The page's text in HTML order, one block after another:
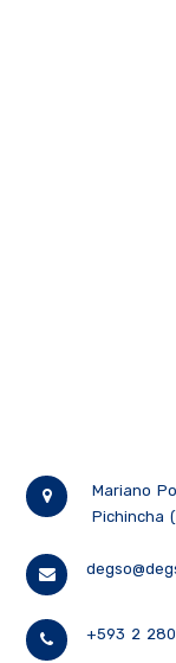
Mariano
Pichincha
+593 2 280